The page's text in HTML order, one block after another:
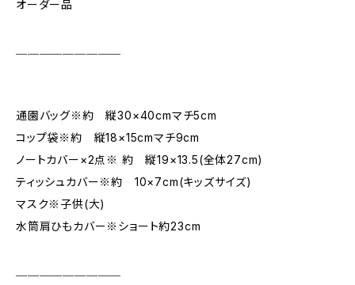
オーダー品
通園バッグ※約 縦30×40cmマチ5cm
コップ袋※約 縦18×15cmマチ9cm
ノートカバー×2点※ 約 縦19×13.5(全体27cm)
ティッシュカバー※約 10×7cm(キッズサイズ)
マスク※子供(大)
水筒肩ひもカバー※ショート約23cm